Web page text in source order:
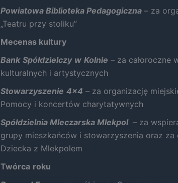
Powiatowa Biblioteka Pedagogiczna– za
„Teatru przy stoliku”
Mecenas kultury
Bank Spółdzielczy w Kolnie – za całoroczne
kulturalnych i artystycznych
Stowarzyszenie 4×4 – za organizację
Pomocy i koncertów charytatywnych
Spółdzielnia Mleczarska Mlekpol – za
grupy mieszkańców i stowarzyszenia oraz
Dziecka z Mlekpolem
Twórca roku